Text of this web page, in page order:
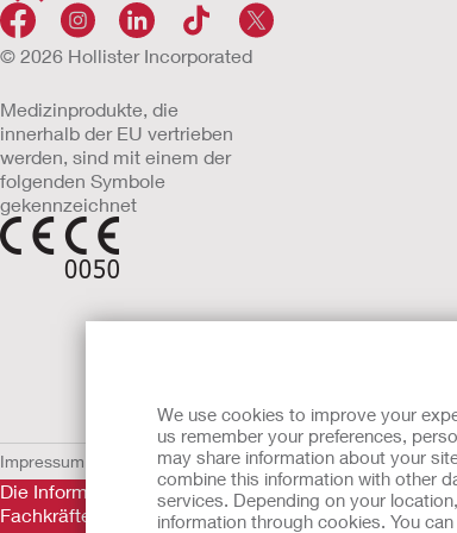
We use cookies to improve your
us remember your preferences,
may share information about your
combine this information with other
services. Depending on your
information through cookies. You
© 2026 Hollister Incorporated
Medizinprodukte, die
innerhalb der EU vertrieben
werden, sind mit einem der
folgenden Symbole
gekennzeichnet
Impressum Nutzungsbedingungen
Die Informationen auf dieser Website sind nicht als
Fachkräfte nicht ersetzen. Diese Website sollte